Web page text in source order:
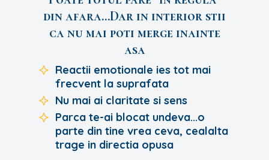
din afara…Dar in interior stii
ca nu mai poti merge inainte
asa
Reactii emotionale ies tot mai
frecvent la suprafata
Nu mai ai claritate si sens
Parca te-ai blocat undeva...o
parte din tine vrea ceva, cealalta
trage in directia opusa